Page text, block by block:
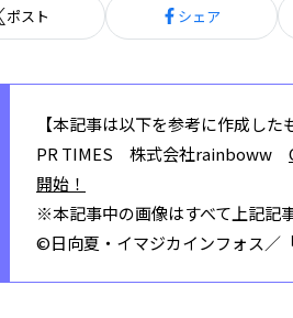
ポスト シェア
【本記事は以下を参考に作成した
PR TIMES 株式会社rainboww
開始！
※本記事中の画像はすべて上記記
©日向夏・イマジカインフォス／